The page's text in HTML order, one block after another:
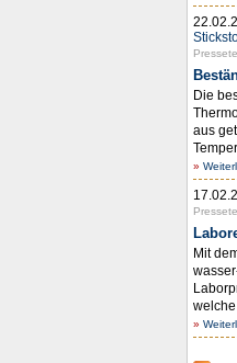
Die
aus
»
Mit
»